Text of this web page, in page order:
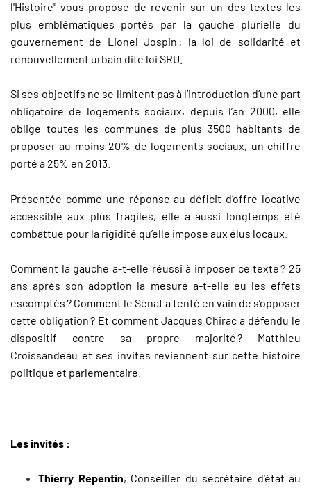
l'Histoire" vous propose de revenir sur un des textes les
plus emblématiques portés par la gauche plurielle du
gouvernement de Lionel Jospin : la loi de solidarité et
renouvellement urbain dite loi SRU.
Si ses objectifs ne se limitent pas à l’introduction d’une part
obligatoire de logements sociaux, depuis l’an 2000, elle
oblige toutes les communes de plus 3500 habitants de
proposer au moins 20% de logements sociaux, un chiffre
porté à 25% en 2013.
Présentée comme une réponse au déficit d’offre locative
accessible aux plus fragiles, elle a aussi longtemps été
combattue pour la rigidité qu’elle impose aux élus locaux.
Comment la gauche a-t-elle réussi à imposer ce texte? 25
ans après son adoption la mesure a-t-elle eu les effets
escomptés? Comment le Sénat a tenté en vain de s’opposer
cette obligation? Et comment Jacques Chirac a défendu le
dispositif contre sa propre majorité? Matthieu
Croissandeau et ses invités reviennent sur cette histoire
politique et parlementaire.
Les invités :
Thierry Repentin, Conseiller du secrétaire d’état au